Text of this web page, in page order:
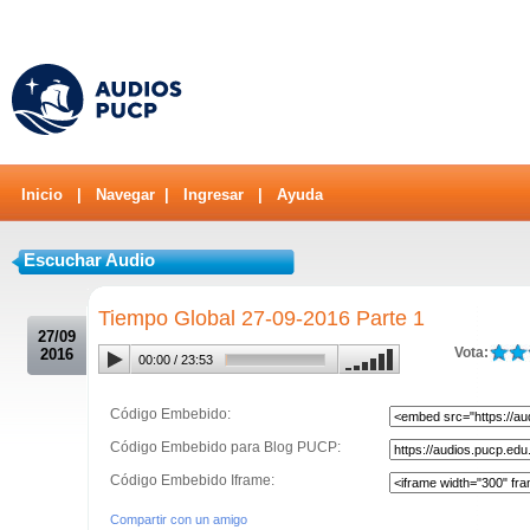
Inicio Navegar Ingresar Ayuda
Escuchar Audio
27/09
2016
Tiempo Global 27-09-2016 Parte 1
Vota:
00:00 / 23:53
Código Embebido:
Código Embebido para Blog PUCP:
Código Embebido Iframe:
Compartir con un amigo